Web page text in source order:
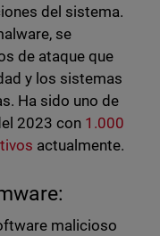
del sistema.
se
de ataque que
y los sistemas
Ha sido uno de
2023 con 1.000
actualmente.
malicioso